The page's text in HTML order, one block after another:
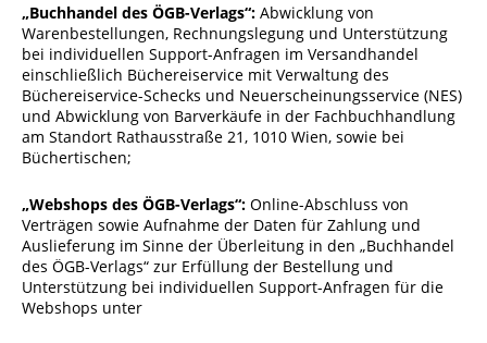
„Buchhandel des ÖGB-Verlags“: Abwicklung von
Warenbestellungen, Rechnungslegung und Unterstützung
bei individuellen Support-Anfragen im Versandhandel
einschließlich Büchereiservice mit Verwaltung des
Büchereiservice-Schecks und Neuerscheinungsservice (NES)
und Abwicklung von Barverkäufe in der Fachbuchhandlung
am Standort Rathausstraße 21, 1010 Wien, sowie bei
Büchertischen;
„Webshops des ÖGB-Verlags“: Online-Abschluss von
Verträgen sowie Aufnahme der Daten für Zahlung und
Auslieferung im Sinne der Überleitung in den „Buchhandel
des ÖGB-Verlags“ zur Erfüllung der Bestellung und
Unterstützung bei individuellen Support-Anfragen für die
Webshops unter